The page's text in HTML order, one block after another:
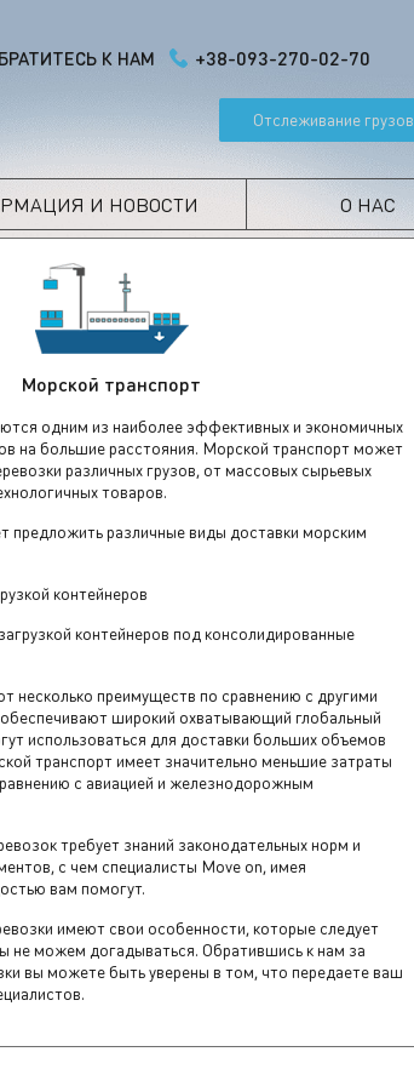
К НАМ +38-093-270-02-70
Отслеживание грузов
И НОВОСТИ О НАС
Морской транспорт
одним из наиболее эффективных и экономичных
на большие расстояния. Морской транспорт может
различных грузов, от массовых сырьевых
товаров.
предложить различные виды доставки морским
контейнеров
контейнеров под консолидированные
несколько преимуществ по сравнению с другими
широкий охватывающий глобальный
использоваться для доставки больших объемов
транспорт имеет значительно меньшие затраты
с авиацией и железнодорожным
требует знаний законодательных норм и
с чем специалисты Move on, имея
вам помогут.
имеют свои особенности, которые следует
не можем догадываться. Обратившись к нам за
вы можете быть уверены в том, что передаете ваш